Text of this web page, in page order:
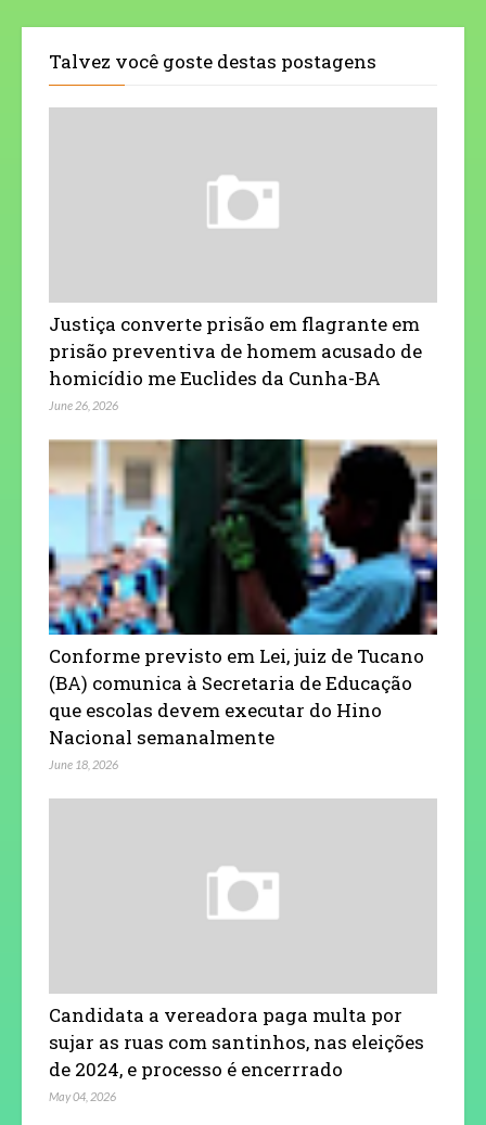
Talvez você goste destas postagens
Justiça converte prisão em flagrante em
prisão preventiva de homem acusado de
homicídio me Euclides da Cunha-BA
June 26, 2026
Conforme previsto em Lei, juiz de Tucano
(BA) comunica à Secretaria de Educação
que escolas devem executar do Hino
Nacional semanalmente
June 18, 2026
Candidata a vereadora paga multa por
sujar as ruas com santinhos, nas eleições
de 2024, e processo é encerrrado
May 04, 2026